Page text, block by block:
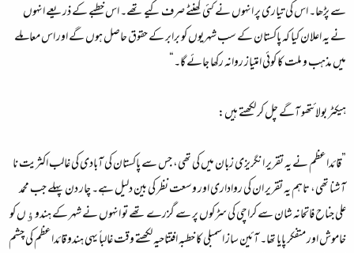
سے پڑھا۔ اس کی تیاری پر انہوں نے کئی گھنٹے صرف کیے تھے۔ اس خطبے کے ذریعے انہوں
نے یہ اعلان کیا کہ پاکستان کے سب شہریوں کو برابر کے حقوق حاصل ہوں گے اور اس معاملے
میں مذہب و ملت کا کوئی امتیاز روانہ رکھا جائے گا۔“
ہیکٹر بولائتھو آگے چل کر لکھتے ہیں:
”قائداعظم نے یہ تقریر انگریزی زبان میں کی تھی، جس سے پاکستان کی آبادی کی غالب اکثریت نا
آشنا تھی، تاہم یہ تقریر ان کی رواداری اور وسعت نظر کی بین دلیل ہے۔ چار دن پہلے جب محمد
علی جناح فاتحانہ شان سے کراچی کی سڑکوں پر سے گزرے تھے تو انہوں نے شہر کے ہندوﺅں کو
خاموش اور متفکر پایا تھا۔ آئین ساز اسمبلی کا خطبہ افتتاحیہ لکھتے وقت غالباً یہی ہندو قائداعظم کی چشم